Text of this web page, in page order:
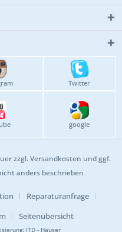
Twitter
google
zzgl.Versandkosten und ggf.
anders beschrieben
Reparaturanfrage
Seitenübersicht
ITD - Hauser